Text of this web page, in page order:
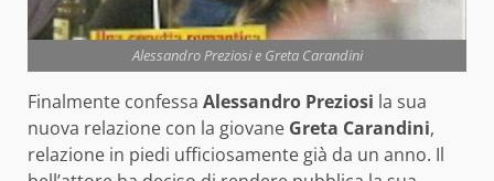
Alessandro Preziosi e Greta Carandini
Finalmente confessa Alessandro Preziosi la sua
nuova relazione con la giovane Greta Carandini,
relazione in piedi ufficiosamente già da un anno. Il